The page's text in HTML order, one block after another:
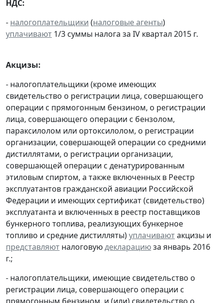
НДС:
- налогоплательщики (налоговые агенты)
уплачивают 1/3 суммы налога за IV квартал 2015 г.
Акцизы:
- налогоплательщики (кроме имеющих
свидетельство о регистрации лица, совершающего
операции с прямогонным бензином, о регистрации
лица, совершающего операции с бензолом,
параксилолом или ортоксилолом, о регистрации
организации, совершающей операции со средними
дистиллятами, о регистрации организации,
совершающей операции с денатурированным
этиловым спиртом, а также включенных в Реестр
эксплуатантов гражданской авиации Российской
Федерации и имеющих сертификат (свидетельство)
эксплуатанта и включенных в реестр поставщиков
бункерного топлива, реализующих бункерное
топливо и средние дистилляты)уплачиваютакцизы и
представляют налоговуюдекларациюза январь 2016
г.;
- налогоплательщики, имеющие свидетельство о
регистрации лица, совершающего операции с